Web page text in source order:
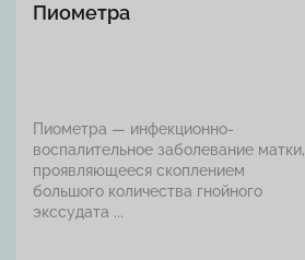
Пиометра
Пиометра — инфекционно-
воспалительное заболевание матки,
проявляющееся скоплением
большого количества гнойного
экссудата ...